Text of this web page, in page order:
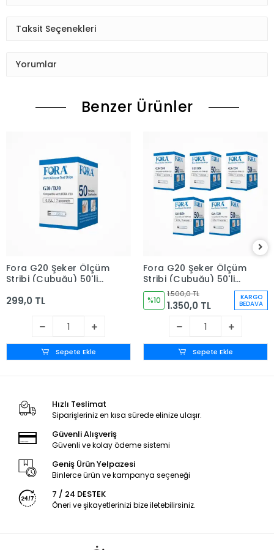
Taksit Seçenekleri
Yorumlar
Benzer Ürünler
Fora G20 Şeker Ölçüm
Stribi (Çubuğu) 50'li
299,0 TL
Sepete Ekle
Fora G20 Şeker Ölçüm
Stribi (Çubuğu) 50'li
Kutu x 5 Kutu (250
Adet)
%10
1.500,0 TL
1.350,0 TL
KARGO
BEDAVA
Sepete Ekle
Hızlı Teslimat
Siparişleriniz en kısa sürede elinize ulaşır.
Güvenli Alışveriş
Güvenli ve kolay ödeme sistemi
Geniş Ürün Yelpazesi
Binlerce ürün ve kampanya seçeneği
7 / 24 DESTEK
Öneri ve şikayetlerinizi bize iletebilirsiniz.